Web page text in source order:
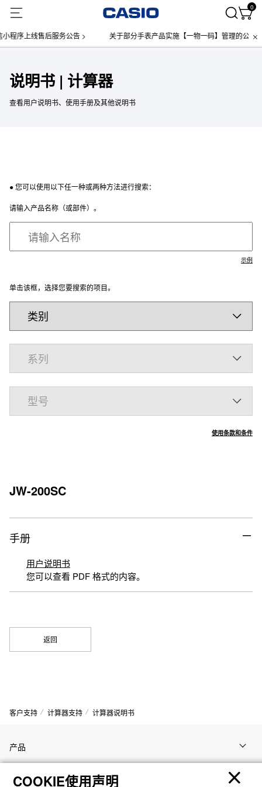
0
程序上线售后服务公告 > 关于部分手表产品实施【一物一码】管理的公告 >
说明书 | 计算器
查看用户说明书、使用手册及其他说明书
● 您可以使用以下任一种或两种方法进行搜索：
请输入产品名称（或部件）。
示例
单击该框，选择您要搜索的项目。
使用条款和条件
JW-200SC
手册
用户说明书
您可以查看 PDF 格式的内容。
返回
客户支持 计算器支持 计算器说明书
产品
客户支持
COOKIE使用声明